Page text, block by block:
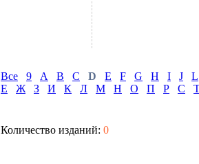
Все 9 A B C D E F G H I J
L
Е
Ж З И К Л М Н О П Р С
Количество изданий: 0